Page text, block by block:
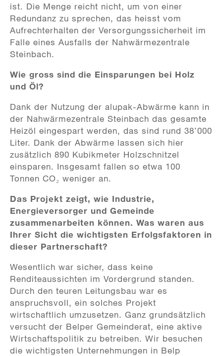
ist. Die Menge reicht nicht, um von einer
Redundanz zu sprechen, das heisst vom
Aufrechterhalten der Versorgungssicherheit im
Falle eines Ausfalls der Nahwärmezentrale
Steinbach.
Wie gross sind die Einsparungen bei Holz
und Öl?
Dank der Nutzung der alupak-Abwärme kann in
der Nahwärmezentrale Steinbach das gesamte
Heizöl eingespart werden, das sind rund 38’000
Liter. Dank der Abwärme lassen sich hier
zusätzlich 890 Kubikmeter Holzschnitzel
einsparen. Insgesamt fallen so etwa 100
Tonnen CO₂ weniger an.
Das Projekt zeigt, wie Industrie,
Energieversorger und Gemeinde
zusammenarbeiten können. Was waren aus
Ihrer Sicht die wichtigsten Erfolgsfaktoren in
dieser Partnerschaft?
Wesentlich war sicher, dass keine
Renditeaussichten im Vordergrund standen.
Durch den teuren Leitungsbau war es
anspruchsvoll, ein solches Projekt
wirtschaftlich umzusetzen. Ganz grundsätzlich
versucht der Belper Gemeinderat, eine aktive
Wirtschaftspolitik zu betreiben. Wir besuchen
die wichtigsten Unternehmungen in Belp